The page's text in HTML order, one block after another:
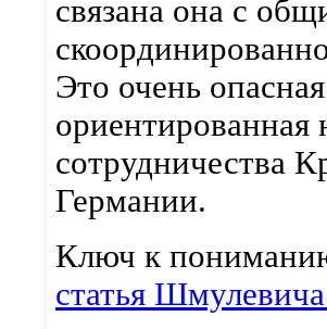
связана она с
Это очень
сотрудничества
Германии.
Ключ к
статья